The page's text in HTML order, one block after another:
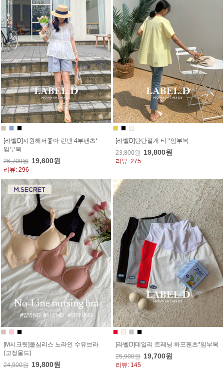
[라벨D]시원해서좋아 린넨 4부팬츠*
임부복
26,700원 19,600원
리뷰: 296
[라벨D]탄탄절개 티 *임부복
23,800원 19,800원
리뷰: 275
[M시크릿]올심리스 노라인 수유브라
(고정몰드)
24,900원 19,800원
[라벨D]데일리 트레닝 하프팬츠*임부복
25,900원 19,700원
리뷰: 145